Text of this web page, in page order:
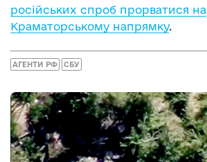
російських спроб прорватися на
Краматорському напрямку.
АГЕНТИ РФ СБУ